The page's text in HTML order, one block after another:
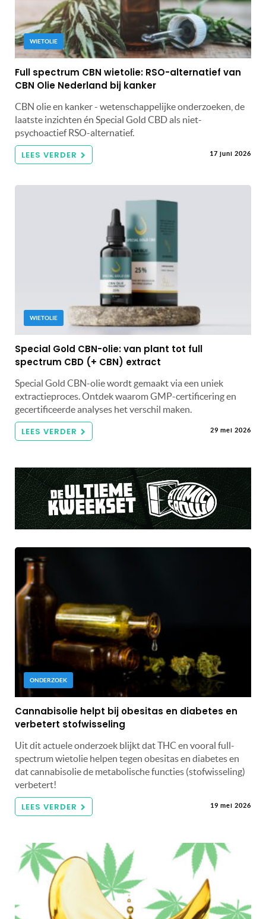
WIETOLIE
Full spectrum CBN wietolie: RSO-alternatief van
CBN Olie Nederland bij kanker
CBN olie en kanker - wetenschappelijke onderzoeken, de
laatste inzichten én Special Gold CBD als niet-
psychoactief RSO-alternatief.
LEES VERDER 17 juni 2026
WIETOLIE
Special Gold CBN-olie: van plant tot full
spectrum CBD (+ CBN) extract
Special Gold CBN-olie wordt gemaakt via een uniek
extractieproces. Ontdek waarom GMP-certificering en
gecertificeerde analyses het verschil maken.
LEES VERDER 29 mei 2026
ONDERZOEK
Cannabisolie helpt bij obesitas en diabetes en
verbetert stofwisseling
Uit dit actuele onderzoek blijkt dat THC en vooral full-
spectrum wietolie helpen tegen obesitas en diabetes en
dat cannabisolie de metabolische functies (stofwisseling)
verbetert!
LEES VERDER 19 mei 2026